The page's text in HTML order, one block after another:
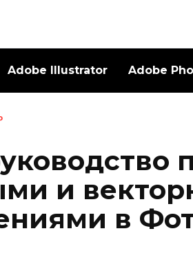
Adobe Illustrator Adobe
и
в